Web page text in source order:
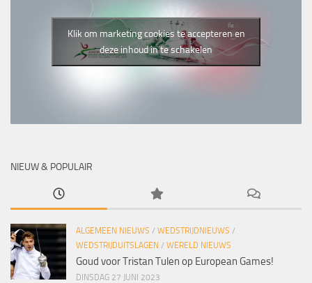
Klik om marketing cookies te accepteren en
deze inhoud in te schakelen
NIEUW & POPULAIR
ALGEMEEN NIEUWS / WEDSTRIJDNIEUWS /
WEDSTRIJDUITSLAGEN / WERELD NIEUWS
Goud voor Tristan Tulen op European Games!
DINSDAG 27 JUNI 2023